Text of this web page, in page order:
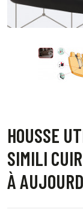
HOUSSE
SIMILI
À